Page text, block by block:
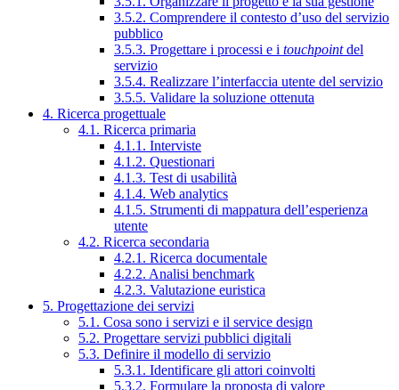
3.5.2. Comprendere il contesto d’uso del servizio
pubblico
3.5.3. Progettare i processi e i touchpointdel
servizio
3.5.4. Realizzare l’interfaccia utente del servizio
3.5.5. Validare la soluzione ottenuta
4. Ricerca progettuale
4.1. Ricerca primaria
4.1.1. Interviste
4.1.2. Questionari
4.1.3. Test di usabilità
4.1.4. Web analytics
4.1.5. Strumenti di mappatura dell’esperienza
utente
4.2. Ricerca secondaria
4.2.1. Ricerca documentale
4.2.2. Analisi benchmark
4.2.3. Valutazione euristica
5. Progettazione dei servizi
5.1. Cosa sono i servizi e il service design
5.2. Progettare servizi pubblici digitali
5.3. Definire il modello di servizio
5.3.1. Identificare gli attori coinvolti
5.3.2. Formulare la proposta di valore